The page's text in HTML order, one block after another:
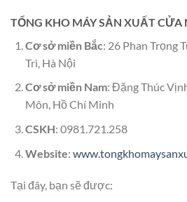
TỔNG KHO MÁY SẢN XUẤT CỬA
Cơ sở miền Bắc: 26 Phan Trọng
Trì, Hà Nội
Cơ sở miền Nam: Đặng Thúc
Môn, Hồ Chí Minh
CSKH: 0981.721.258
Website:
Tại đây, bạn sẽ được: